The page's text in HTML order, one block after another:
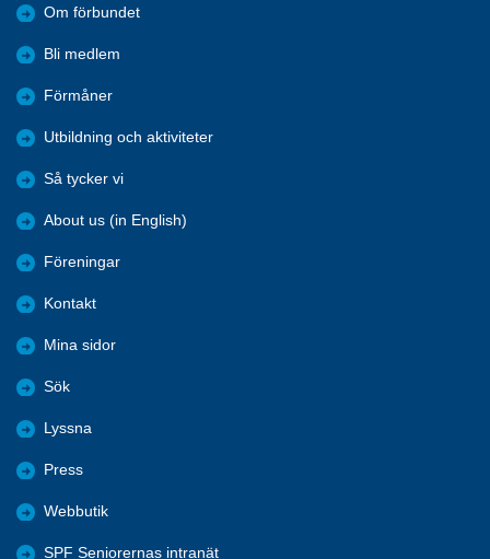
Om förbundet
Bli medlem
Förmåner
Utbildning och aktiviteter
Så tycker vi
About us (in English)
Föreningar
Kontakt
Mina sidor
Sök
Lyssna
Press
Webbutik
SPF Seniorernas intranät